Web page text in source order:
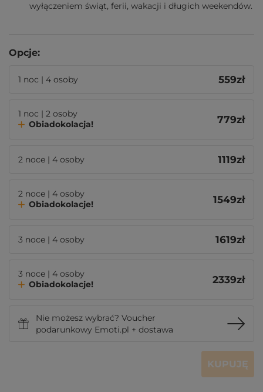
wyłączeniem świąt, ferii, wakacji i długich weekendów.
Opcje:
1 noc | 4 osoby 559zł
1 noc | 2 osoby
Obiadokolacja!
779zł
2 noce | 4 osoby 1119zł
2 noce | 4 osoby
Obiadokolacje!
1549zł
3 noce | 4 osoby 1619zł
3 noce | 4 osoby
Obiadokolacje!
2339zł
Nie możesz wybrać? Voucher
podarunkowy Emoti.pl + dostawa
KUPUJĘ